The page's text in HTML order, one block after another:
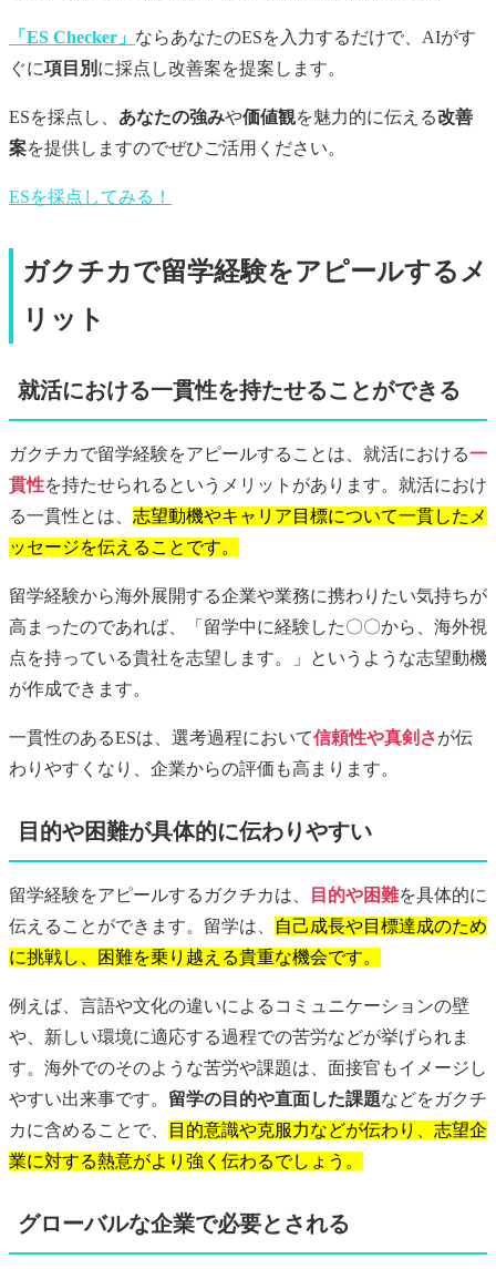
「ES Checker」 ならあなたのESを入力するだけで、AIがす
ぐに項目別 に採点し改善案を提案します。
ESを採点し、 あなたの強みや価値観を魅力的に伝える改善
案を提供しますのでぜひご活用ください。
ESを採点してみる！
ガクチカで留学経験をアピールするメ
リット
就活における一貫性を持たせることができる
ガクチカで留学経験をアピールすることは、就活における一
貫性を持たせられるというメリットがあります。就活におけ
る一貫性とは、 志望動機やキャリア目標について一貫したメ
ッセージを伝えることです。
留学経験から海外展開する企業や業務に携わりたい気持ちが
高まったのであれば、「留学中に経験した〇〇から、海外視
点を持っている貴社を志望します。」というような志望動機
が作成できます。
一貫性のあるESは、選考過程において信頼性や真剣さが伝
わりやすくなり、企業からの評価も高まります。
目的や困難が具体的に伝わりやすい
留学経験をアピールするガクチカは、 目的や困難を具体的に
伝えることができます。留学は、
自己成長や目標達成のため
に挑戦し、困難を乗り越える貴重な機会です。
例えば、言語や文化の違いによるコミュニケーションの壁
や、新しい環境に適応する過程での苦労などが挙げられま
す。海外でのそのような苦労や課題は、面接官もイメージし
やすい出来事です。 留学の目的や直面した課題などをガクチ
カに含めることで、
目的意識や克服力などが伝わり、志望企
業に対する熱意がより強く伝わるでしょう。
グローバルな企業で必要とされる